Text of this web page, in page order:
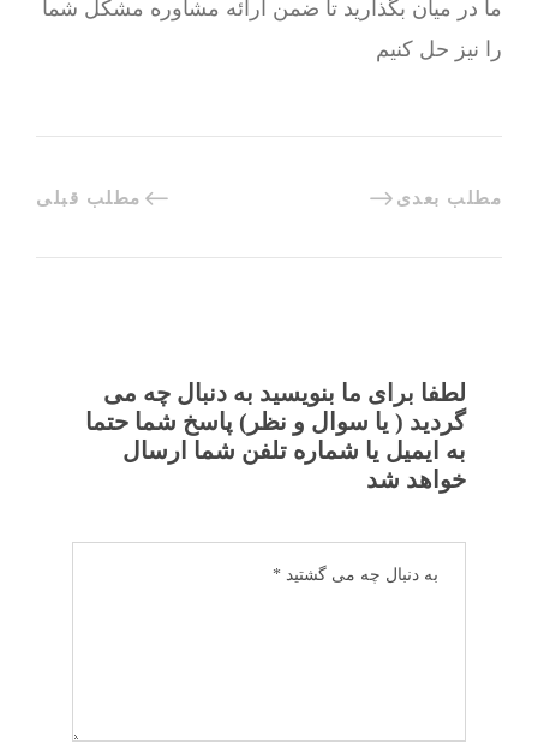
ما در میان بگذارید تا ضمن ارائه مشاوره مشکل شما
را نیز حل کنیم
مطلب قبلی مطلب بعدی
لطفا برای ما بنویسید به دنبال چه می
گردید ( یا سوال و نظر) پاسخ شما حتما
به ایمیل یا شماره تلفن شما ارسال
خواهد شد